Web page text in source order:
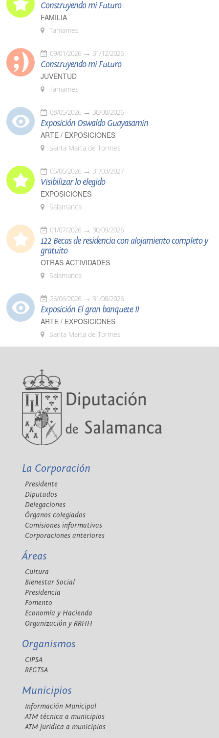
Construyendo mi Futuro
FAMILIA
Tamames
09/01/2026 31/12/2026
Construyendo mi Futuro
JUVENTUD
Tamames
08/05/2026 30/08/2026
Exposición Oswaldo Guayasamín
ARTE / EXPOSICIONES
Santa Marta de Tormes
05/06/2026 31/03/2027
Visibilizar lo elegido
EXPOSICIONES
Salamanca
01/07/2026 30/09/2026
122 Becas de residencia con alojamiento completo y
gratuito
OTRAS ACTIVIDADES
Salamanca
26/06/2026 31/08/2026
Exposición El gran banquete II
ARTE / EXPOSICIONES
Santa Marta de Tormes
La Corporación
Presidente
Diputados
Delegaciones
Órganos colegiados
Comisiones informativas
Corporaciones anteriores
Áreas
Cultura
Bienestar Social
Presidencia
Fomento
Economía y Hacienda
Organización y RRHH
Organismos
CIPSA
REGTSA
Municipios
Información Municipal
ATM técnica a municipios
ATM jurídica a municipios